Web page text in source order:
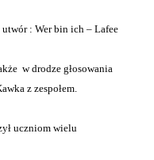
utwór : Wer bin ich – Lafee
w drodze głosowania
z zespołem.
uczniom wielu